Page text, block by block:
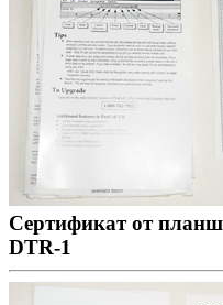
Сертификат от
DTR-1